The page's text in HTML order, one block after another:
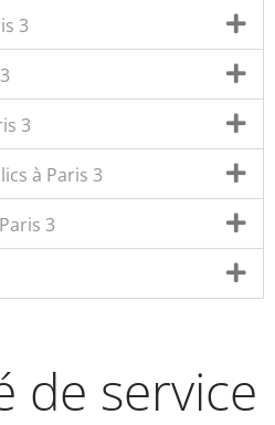
3
3
à Paris 3
3
de service